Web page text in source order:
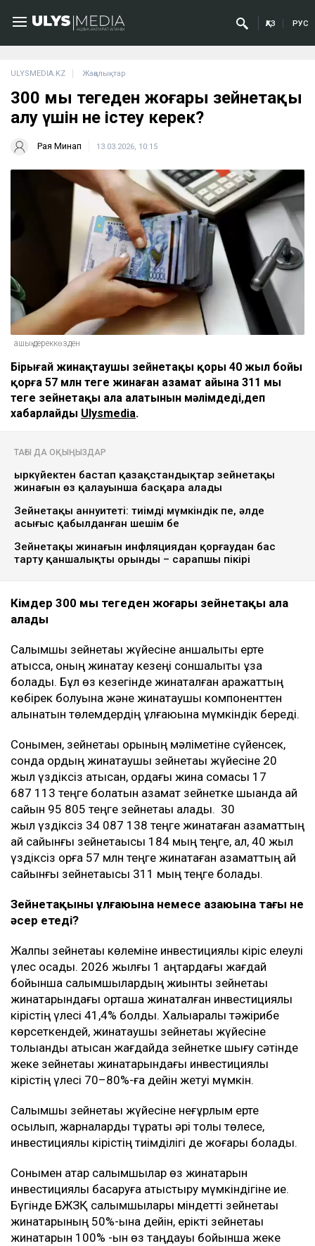
ҚАЗ РУС
ULYSMEDIA.KZ Жаңалықтар
300 мың теңгеден жоғары зейнетақы
алу үшін не істеу керек?
Рая Минап 13.03.2026, 10:15
ашық дереккөзден
Бірыңғай жинақтаушы зейнетақы қоры 40 жыл бойы
қорға 57 млн теңге жинаған азамат айына 311 мың
теңге зейнетақы ала алатынын мәлімдеді,деп
хабарлайды Ulysmedia.
ТАҒЫ ДА ОҚЫҢЫЗДАР
Қыркүйектен бастап қазақстандықтар зейнетақы
жинағын өз қалауынша басқара алады
Зейнетақы аннуитеті: тиімді мүмкіндік пе, әлде
асығыс қабылданған шешім бе
Зейнетақы жинағын инфляциядан қорғаудан бас
тарту қаншалықты орынды – сарапшы пікірі
Кімдер 300 мың теңгеден жоғары зейнетақы ала
алады
Салымшы зейнетақы жүйесіне қаншалықты ерте
қатысса, оның жинақтау кезеңі соншалықты ұзақ
болады. Бұл өз кезегінде жинақталған қаражаттың
көбірек болуына және жинақтаушы компоненттен
алынатын төлемдердің ұлғаюына мүмкіндік береді.
Сонымен, зейнетақы қорының мәліметіне сүйенсек,
сонда қордың жинақтаушы зейнетақы жүйесіне 20
жыл үздіксіз қатысқан, қордағы жинақ сомасы 17
687 113 теңге болатын азамат зейнетке шыққанда ай
сайын 95 805 теңге зейнетақы алады. 30
жыл үздіксіз 34 087 138 теңге жинақтаған азаматтың
ай сайынғы зейнетақысы 184 мың теңге, ал, 40 жыл
үздіксіз қорға 57 млн теңге жинақтаған азаматтың ай
сайынғы зейнетақысы 311 мың теңге болады.
Зейнетақының ұлғаюына немесе азаюына тағы не
әсер етеді?
Жалпы зейнетақы көлеміне инвестициялық кіріс елеулі
үлес қосады. 2026 жылғы 1 қаңтардағы жағдай
бойынша салымшылардың жиынтық зейнетақы
жинақтарындағы орташа жинақталған инвестициялық
кірістің үлесі 41,4% болды. Халықаралық тәжірибе
көрсеткендей, жинақтаушы зейнетақы жүйесіне
толыққанды қатысқан жағдайда зейнетке шығу сәтінде
жеке зейнетақы жинақтарындағы инвестициялық
кірістің үлесі 70–80%-ға дейін жетуі мүмкін.
Салымшы зейнетақы жүйесіне неғұрлым ерте
қосылып, жарналарды тұрақты әрі толық төлесе,
инвестициялық кірістің тиімділігі де жоғары болады.
Сонымен қатар салымшылар өз жинақтарын
инвестициялық басқаруға қатыстыру мүмкіндігіне ие.
Бүгінде БЖЗҚ салымшылары міндетті зейнетақы
жинақтарының 50%-ына дейін, ерікті зейнетақы
жинақтарын 100% -ын өз таңдауы бойынша жеке